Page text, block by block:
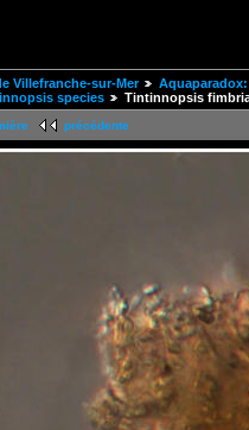
Villefranche-sur-Mer
species Tintinnopsis
précédente